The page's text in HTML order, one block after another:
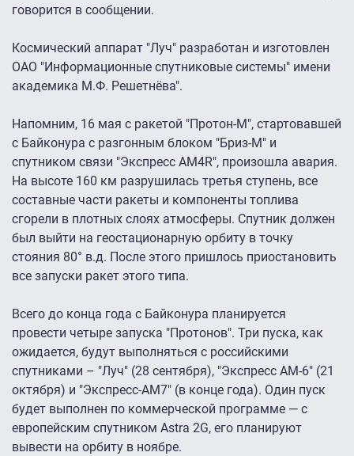
говорится в сообщении.
Космический аппарат "Луч" разработан и изготовлен
ОАО "Информационные спутниковые системы" имени
академика М.Ф. Решетнёва".
Напомним, 16 мая с ракетой "Протон-М", стартовавшей
с Байконура с разгонным блоком "Бриз-М" и
спутником связи "Экспресс АМ4R", произошла авария.
На высоте 160 км разрушилась третья ступень, все
составные части ракеты и компоненты топлива
сгорели в плотных слоях атмосферы. Спутник должен
был выйти на геостационарную орбиту в точку
стояния 80° в.д. После этого пришлось приостановить
все запуски ракет этого типа.
Всего до конца года с Байконура планируется
провести четыре запуска "Протонов". Три пуска, как
ожидается, будут выполняться с российскими
спутниками – "Луч" (28 сентября), "Экспресс АМ-6" (21
октября) и "Экспресс-АМ7" (в конце года). Один пуск
будет выполнен по коммерческой программе — с
европейским спутником Astra 2G, его планируют
вывести на орбиту в ноябре.